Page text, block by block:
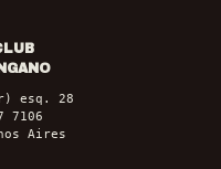
esq. 28
7106
Aires